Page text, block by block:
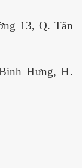
13, Q. Tân
Hưng, H.